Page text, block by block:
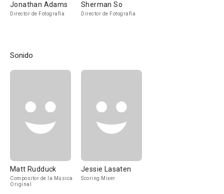
Jonathan Adams
Director de Fotografía
Sherman So
Director de Fotografía
Sonido
Matt Rudduck
Compositor de la Música
Original
Jessie Lasaten
Scoring Mixer